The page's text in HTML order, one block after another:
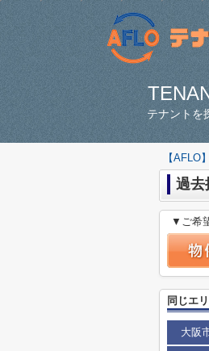
テナントを
【AFLO
過去
▼ご希
同じエ
大阪